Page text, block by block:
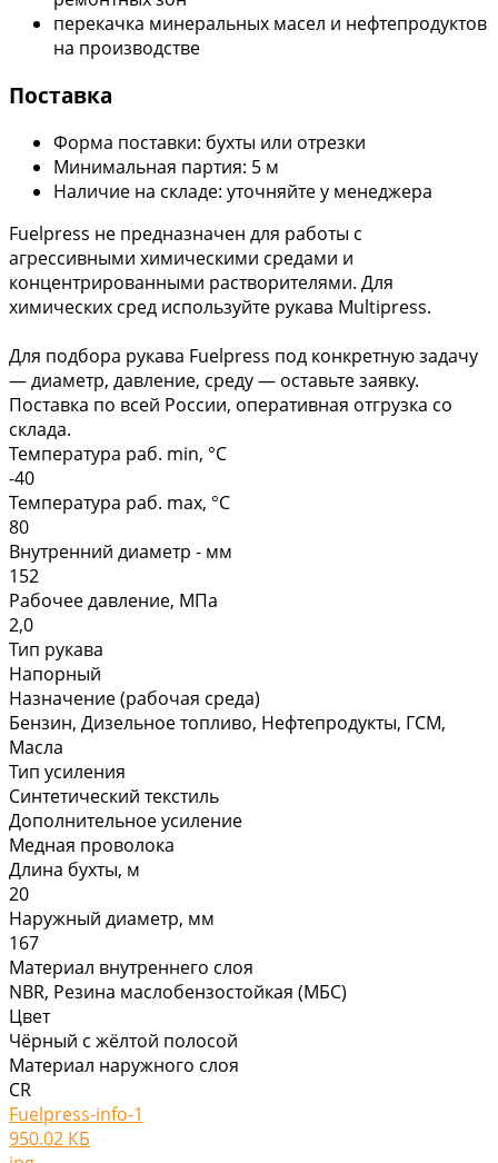
перекачка минеральных масел и нефтепродуктов
на производстве
Поставка
Форма поставки: бухты или отрезки
Минимальная партия: 5 м
Наличие на складе: уточняйте у менеджера
Fuelpress не предназначен для работы с
агрессивными химическими средами и
концентрированными растворителями. Для
химических сред используйте рукава Multipress.
Для подбора рукава Fuelpress под конкретную задачу
— диаметр, давление, среду — оставьте заявку.
Поставка по всей России, оперативная отгрузка со
склада.
Температура раб. min, °C
-40
Температура раб. max, °C
80
Внутренний диаметр - мм
152
Рабочее давление, МПа
2,0
Тип рукава
Напорный
Назначение (рабочая среда)
Бензин, Дизельное топливо, Нефтепродукты, ГСМ,
Масла
Тип усиления
Синтетический текстиль
Дополнительное усиление
Медная проволока
Длина бухты, м
20
Наружный диаметр, мм
167
Материал внутреннего слоя
NBR, Резина маслобензостойкая (МБС)
Цвет
Чёрный с жёлтой полосой
Материал наружного слоя
CR
Fuelpress-info-1
950.02 КБ